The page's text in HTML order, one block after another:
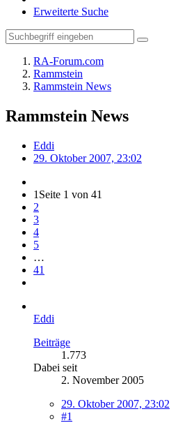
Erweiterte Suche
RA-Forum.com
Rammstein
Rammstein News
Rammstein News
Eddi
29. Oktober 2007, 23:02
1 Seite 1 von 41
2
3
4
5
…
41
Eddi
Beiträge
1.773
Dabei seit
2. November 2005
29. Oktober 2007, 23:02
#1